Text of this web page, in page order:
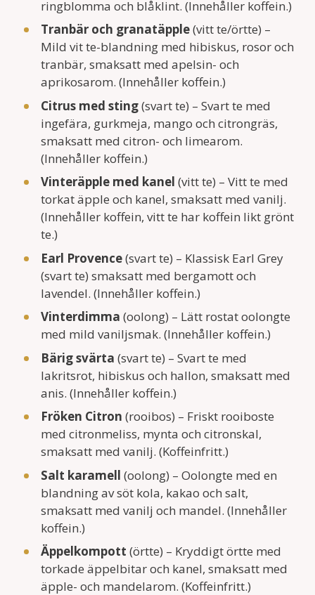
ringblomma och blåklint. (Innehåller koffein.)
Tranbär och granatäpple(vitt te/örtte) –
Mild vit te-blandning med hibiskus, rosor och
tranbär, smaksatt med apelsin- och
aprikosarom. (Innehåller koffein.)
Citrus med sting(svart te) – Svart te med
ingefära, gurkmeja, mango och citrongräs,
smaksatt med citron- och limearom.
(Innehåller koffein.)
Vinteräpple med kanel (vitt te) – Vitt te med
torkat äpple och kanel, smaksatt med vanilj.
(Innehåller koffein, vitt te har koffein likt grönt
te.)
Earl Provence(svart te) – Klassisk Earl Grey
(svart te) smaksatt med bergamott och
lavendel. (Innehåller koffein.)
Vinterdimma (oolong) – Lätt rostat oolongte
med mild vaniljsmak. (Innehåller koffein.)
Bärig svärta (svart te) – Svart te med
lakritsrot, hibiskus och hallon, smaksatt med
anis. (Innehåller koffein.)
Fröken Citron (rooibos) – Friskt rooiboste
med citronmeliss, mynta och citronskal,
smaksatt med vanilj. (Koffeinfritt.)
Salt karamell (oolong) – Oolongte med en
blandning av söt kola, kakao och salt,
smaksatt med vanilj och mandel. (Innehåller
koffein.)
Äppelkompott (örtte) – Kryddigt örtte med
torkade äppelbitar och kanel, smaksatt med
äpple- och mandelarom. (Koffeinfritt.)